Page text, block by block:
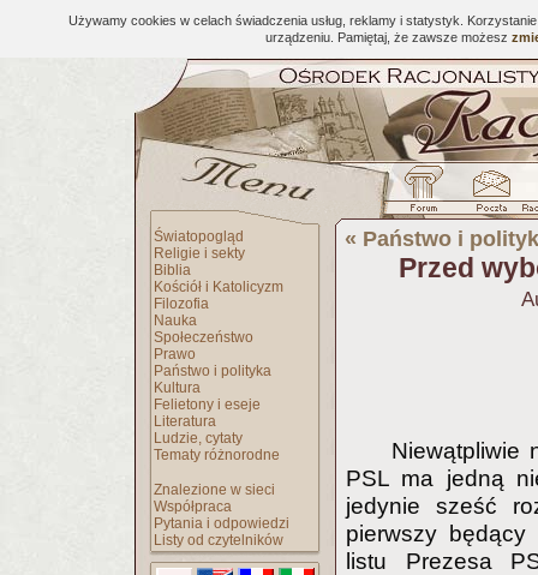
Używamy cookies w celach świadczenia usług, reklamy i statystyk.
urządzeniu. Pamiętaj, że zawsze możesz
Światopogląd
Religie i sekty
Biblia
Kościół i Katolicyzm
Filozofia
Nauka
Społeczeństwo
Prawo
Państwo i polityka
Kultura
Felietony i eseje
Literatura
Ludzie, cytaty
Tematy różnorodne
Znalezione w sieci
Współpraca
Pytania i odpowiedzi
Listy od czytelników
« Państwo i
Przed
Niewątpliwie
PSL ma jedną
jedynie sześć
pierwszy będący
listu Prezesa